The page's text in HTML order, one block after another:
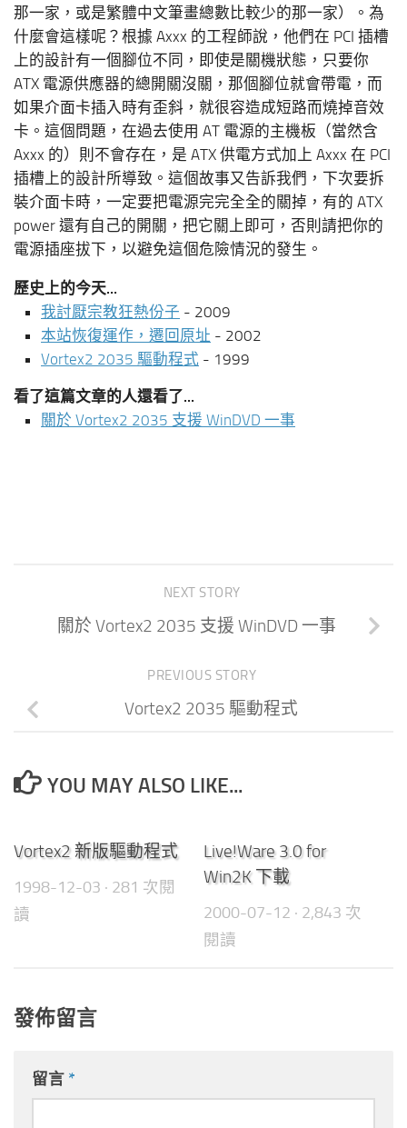
那一家，或是繁體中文筆畫總數比較少的那一家）。為
什麼會這樣呢？根據 Axxx 的工程師說，他們在 PCI 插槽
上的設計有一個腳位不同，即使是關機狀態，只要你
ATX 電源供應器的總開關沒關，那個腳位就會帶電，而
如果介面卡插入時有歪斜，就很容造成短路而燒掉音效
卡。這個問題，在過去使用 AT 電源的主機板（當然含
Axxx 的）則不會存在，是 ATX 供電方式加上 Axxx 在 PCI
插槽上的設計所導致。這個故事又告訴我們，下次要拆
裝介面卡時，一定要把電源完完全全的關掉，有的 ATX
power 還有自己的開關，把它關上即可，否則請把你的
電源插座拔下，以避免這個危險情況的發生。
歷史上的今天...
我討厭宗教狂熱份子 - 2009
本站恢復運作，遷回原址 - 2002
Vortex2 2035 驅動程式 - 1999
看了這篇文章的人還看了...
關於 Vortex2 2035 支援 WinDVD 一事
NEXT STORY
關於 Vortex2 2035 支援 WinDVD 一事
PREVIOUS STORY
Vortex2 2035 驅動程式
YOU MAY ALSO LIKE...
Vortex2 新版驅動程式
1998-12-03 · 281 次閱
讀
Live!Ware 3.0 for
Win2K 下載
2000-07-12 · 2,843 次
閱讀
發佈留言
留言 *